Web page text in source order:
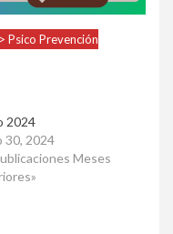
Psico Prevención
2024
30, 2024
Meses